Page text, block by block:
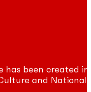
has been created
and National